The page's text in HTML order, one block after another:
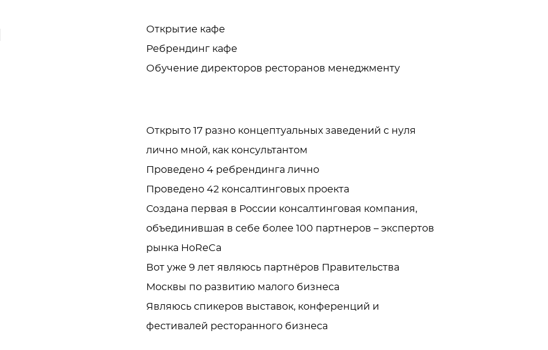
Открытие кафе
Ребрендинг кафе
Обучение директоров ресторанов менеджменту
Открыто 17 разно концептуальных заведений с нуля
лично мной, как консультантом
Проведено 4 ребрендинга лично
Проведено 42 консалтинговых проекта
Создана первая в России консалтинговая компания,
объединившая в себе более 100 партнеров – экспертов
рынка HoReCa
Вот уже 9 лет являюсь партнёров Правительства
Москвы по развитию малого бизнеса
Являюсь спикеров выставок, конференций и
фестивалей ресторанного бизнеса